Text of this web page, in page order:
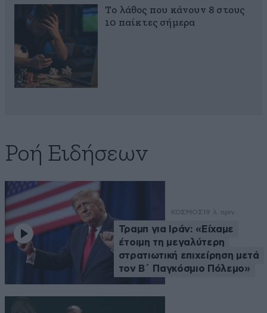
Το λάθος που κάνουν 8 στους
10 παίκτες σήμερα
Ροή Ειδήσεων
ΚΟΣΜΟΣ 19 λ. πριν
Τραμπ για Ιράν: «Είχαμε
έτοιμη τη μεγαλύτερη
στρατιωτική επιχείρηση μετά
τον Β΄ Παγκόσμιο Πόλεμο»